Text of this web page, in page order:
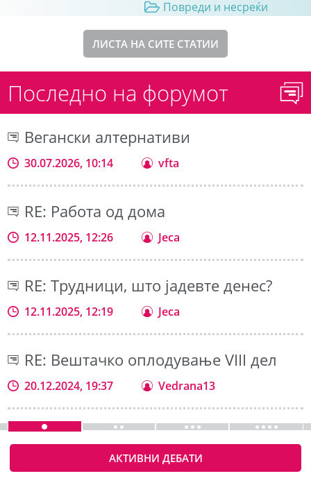
Повреди и несреќи
ЛИСТА НА СИТЕ СТАТИИ
Последно на форумот
Вегански алтернативи
30.07.2026, 10:14 vfta
RE: Работа од дома
12.11.2025, 12:26 Jeca
RE: Трудници, што јадевте денес?
12.11.2025, 12:19 Jeca
RE: Вештачко оплодување VIII дел
20.12.2024, 19:37 Vedrana13
АКТИВНИ ДЕБАТИ